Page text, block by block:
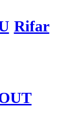
Rifar